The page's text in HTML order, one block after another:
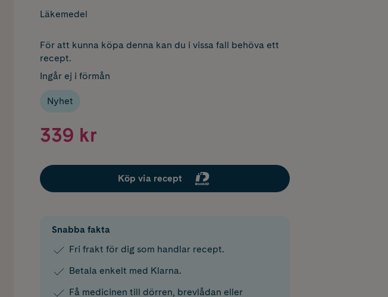
Läkemedel
För att kunna köpa denna kan du i vissa fall behöva ett
recept.
Ingår ej i förmån
Nyhet
339 kr
Köp via recept
Snabba fakta
Fri frakt för dig som handlar recept.
Betala enkelt med Klarna.
Få medicinen till dörren, brevlådan eller